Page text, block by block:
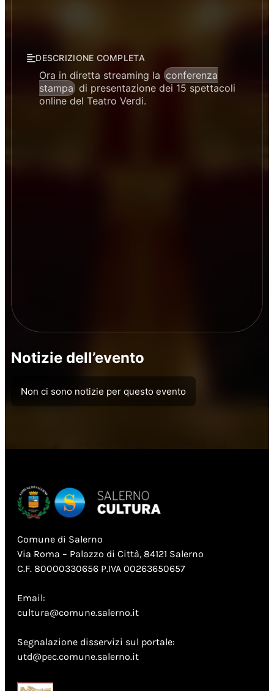
DESCRIZIONE COMPLETA
Ora in diretta streaming la conferenza
stampa di presentazione dei 15 spettacoli
online del Teatro Verdi.
Notizie dell’evento
Non ci sono notizie per questo evento
Comune di Salerno
Via Roma – Palazzo di Città, 84121 Salerno
C.F. 80000330656 P.IVA 00263650657
Email:
cultura@comune.salerno.it
Segnalazione disservizi sul portale:
utd@pec.comune.salerno.it